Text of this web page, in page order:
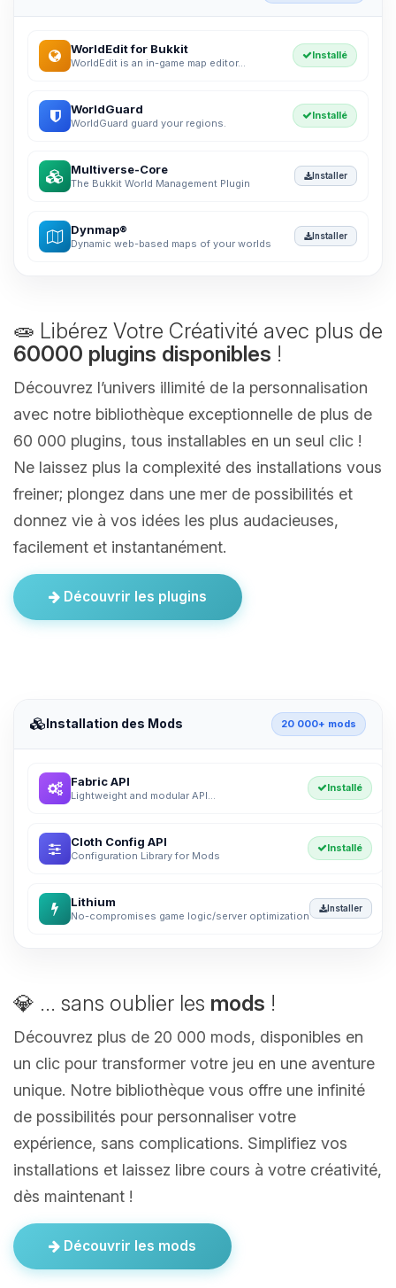
WorldEdit for Bukkit
WorldEdit is an in-game map editor...
Installé
WorldGuard
WorldGuard guard your regions.
Installé
Multiverse-Core
The Bukkit World Management Plugin
Installer
Dynmap®
Dynamic web-based maps of your worlds
Installer
🧫 Libérez Votre Créativité avec plus de
60000 plugins disponibles !
Découvrez l’univers illimité de la personnalisation
avec notre bibliothèque exceptionnelle de plus de
60 000 plugins, tous installables en un seul clic !
Ne laissez plus la complexité des installations vous
freiner; plongez dans une mer de possibilités et
donnez vie à vos idées les plus audacieuses,
facilement et instantanément.
Découvrir les plugins
Installation des Mods 20 000+ mods
Fabric API
Lightweight and modular API...
Installé
Cloth Config API
Configuration Library for Mods
Installé
Lithium
No-compromises game logic/server optimization
Installer
💎 ... sans oublier les mods !
Découvrez plus de 20 000 mods, disponibles en
un clic pour transformer votre jeu en une aventure
unique. Notre bibliothèque vous offre une infinité
de possibilités pour personnaliser votre
expérience, sans complications. Simplifiez vos
installations et laissez libre cours à votre créativité,
dès maintenant !
Découvrir les mods